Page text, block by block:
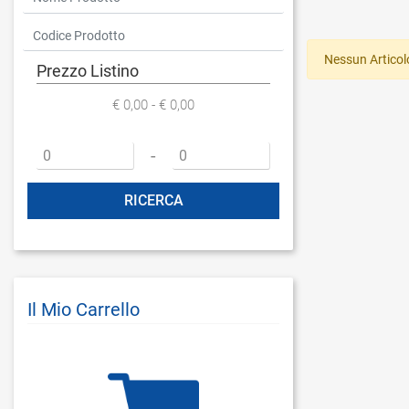
Prezzo Listino
€ 0,00 - € 0,00
Prezzo minimo
- Prezzo massimo
Il Mio Carrello
Nessun